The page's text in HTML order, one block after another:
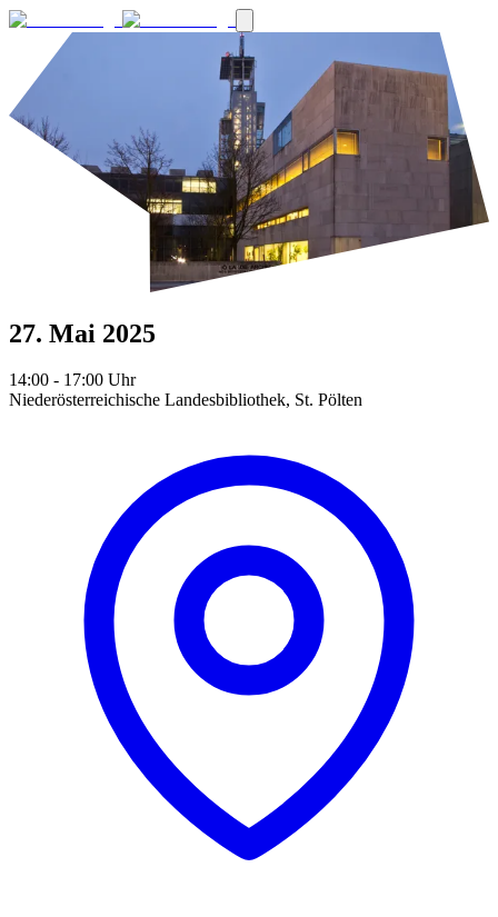
27. Mai 2025
14:00 - 17:00 Uhr
Niederösterreichische Landesbibliothek, St. Pölten